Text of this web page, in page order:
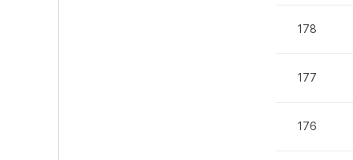
178
177
176